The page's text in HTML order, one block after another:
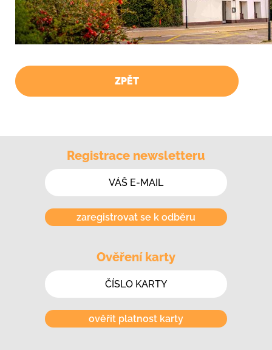
ZPĚT
Registrace newsletteru
zaregistrovat se k odběru
Ověření karty
ověřit platnost karty